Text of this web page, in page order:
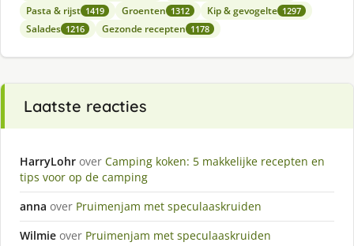
Pasta & rijst 1419 Groenten 1312 Kip & gevogelte 1297
Salades 1216 Gezonde recepten 1178
Laatste reacties
HarryLohr over Camping koken: 5 makkelijke recepten en
tips voor op de camping
anna over Pruimenjam met speculaaskruiden
Wilmie over Pruimenjam met speculaaskruiden